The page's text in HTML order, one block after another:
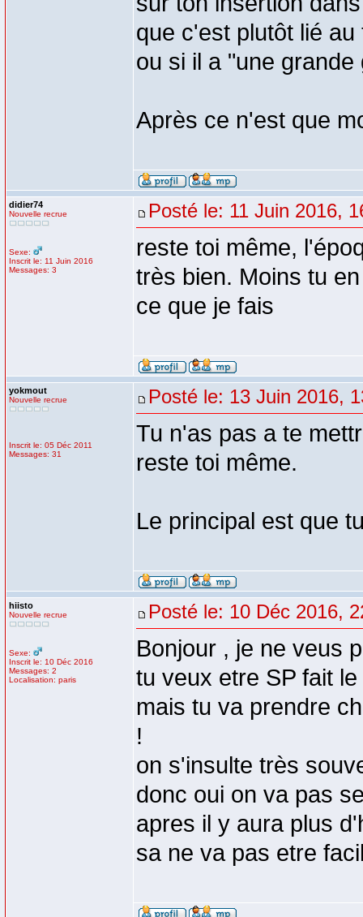
que c'est plutôt lié
ou si il a "une grande
Après ce n'est que
didier74
Nouvelle recrue
Sexe:
Inscrit le: 11 Juin 2016
Messages: 3
Posté le: 11 Juin 2016,
reste toi même,
très bien. Moins tu
ce que je fais
yokmout
Nouvelle recrue
Inscrit le: 05 Déc 2011
Messages: 31
Posté le: 13 Juin 2016,
Tu n'as pas a te
reste toi même.
Le principal est que
hiisto
Nouvelle recrue
Sexe:
Inscrit le: 10 Déc 2016
Messages: 2
Localisation: paris
Posté le: 10 Déc 2016,
Bonjour , je ne veus
tu veux etre SP fait le
mais tu va prendre
!
on s'insulte très
donc oui on va pas
apres il y aura plus
sa ne va pas etre